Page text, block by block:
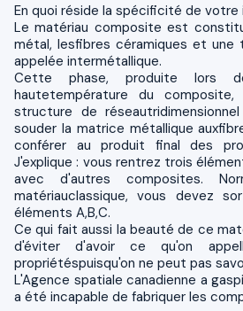
En quoi réside la spécificité de votre
Le matériau composite est
métal, lesfibres céramiques et une
appelée intermétallique.
Cette phase, produite lors
hautetempérature du
structure de
souder la matrice métallique
conférer au produit final des
J'explique : vous rentrez trois
avec d'autres composites.
matériauclassique, vous devez
éléments A,B,C.
Ce qui fait aussi la beauté de ce
d'éviter d'avoir ce qu'on
propriétéspuisqu'on ne peut pas
L'Agence spatiale canadienne a
a été incapable de fabriquer les